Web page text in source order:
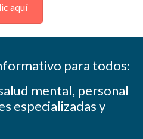
aquí
para todos:
mental, personal
especializadas y